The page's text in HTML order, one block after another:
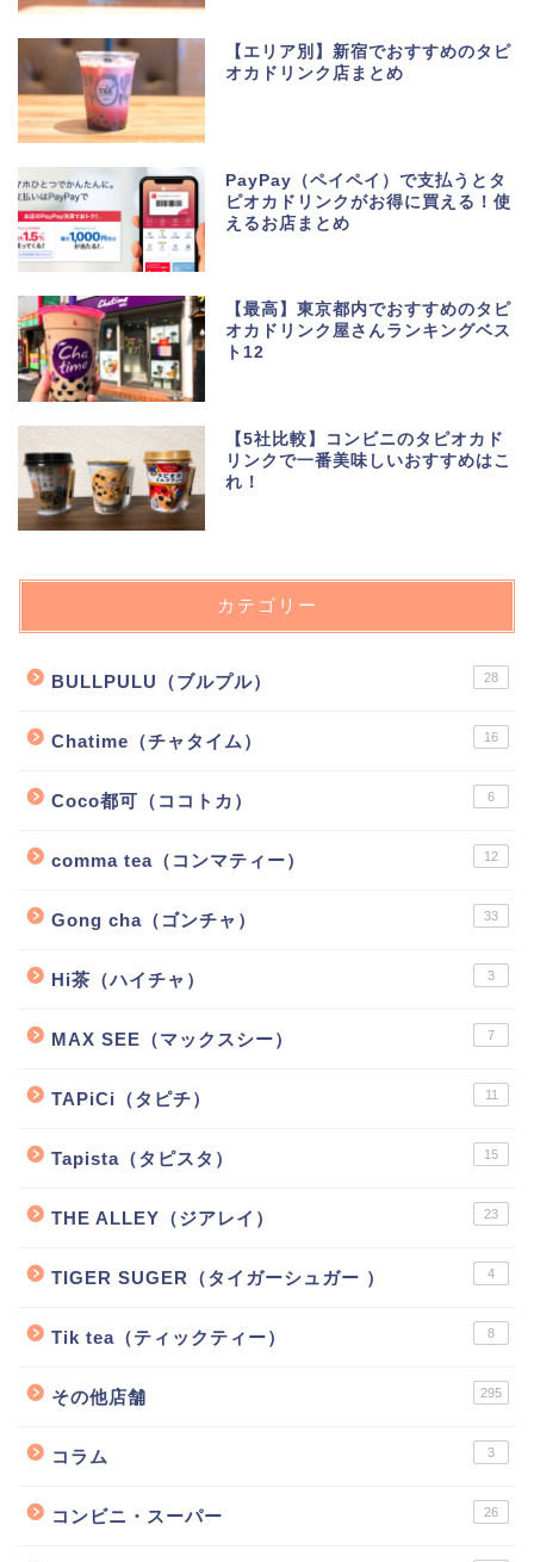
【エリア別】新宿でおすすめのタピ
オカドリンク店まとめ
PayPay（ペイペイ）で支払うとタ
ピオカドリンクがお得に買える！使
えるお店まとめ
【最高】東京都内でおすすめのタピ
オカドリンク屋さんランキングベス
ト12
【5社比較】コンビニのタピオカド
リンクで一番美味しいおすすめはこ
れ！
カテゴリー
BULLPULU（ブルプル） 28
Chatime（チャタイム） 16
Coco都可（ココトカ） 6
comma tea（コンマティー） 12
Gong cha（ゴンチャ） 33
Hi茶（ハイチャ） 3
MAX SEE（マックスシー） 7
TAPiCi（タピチ） 11
Tapista（タピスタ） 15
THE ALLEY（ジアレイ） 23
TIGER SUGER（タイガーシュガー ） 4
Tik tea（ティックティー） 8
その他店舗 295
コラム 3
コンビニ・スーパー 26